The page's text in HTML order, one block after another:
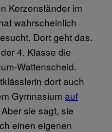
Kerzenständer im
wahrscheinlich
Dort geht das.
4. Klasse die
Wattenscheid.
dort auch
Gymnasium auf
sie sagt, sie
einen eigenen